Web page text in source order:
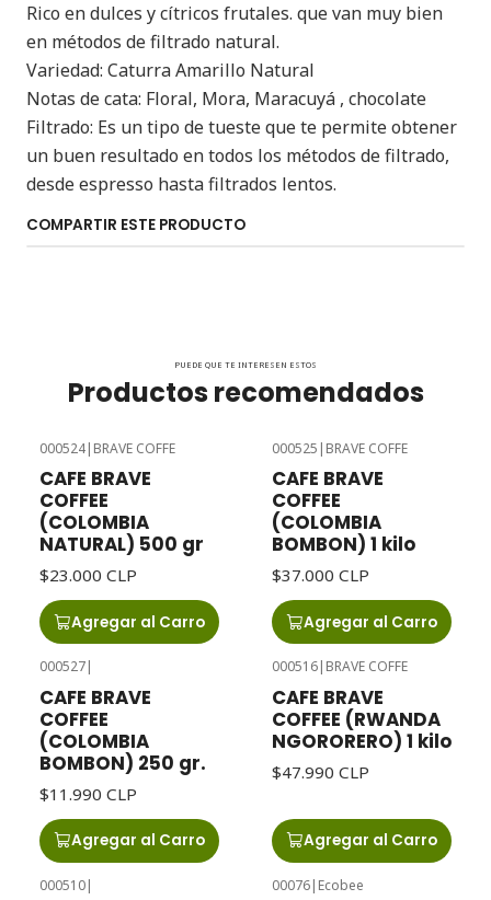
Rico en dulces y cítricos frutales. que van muy bien
en métodos de filtrado natural.
Variedad: Caturra Amarillo Natural
Notas de cata: Floral, Mora, Maracuyá , chocolate
Filtrado: Es un tipo de tueste que te permite obtener
un buen resultado en todos los métodos de filtrado,
desde espresso hasta filtrados lentos.
COMPARTIR ESTE PRODUCTO
PUEDE QUE TE INTERESEN ESTOS
Productos recomendados
000524| BRAVE COFFE
CAFE BRAVE
COFFEE
(COLOMBIA
NATURAL) 500 gr
$23.000 CLP
Agregar al Carro
000525 | BRAVE COFFE
CAFE BRAVE
COFFEE
(COLOMBIA
BOMBON) 1 kilo
$37.000 CLP
Agregar al Carro
000527|
CAFE BRAVE
COFFEE
(COLOMBIA
BOMBON) 250 gr.
$11.990 CLP
Agregar al Carro
000516| BRAVE COFFE
CAFE BRAVE
COFFEE (RWANDA
NGORORERO) 1 kilo
$47.990 CLP
Agregar al Carro
000510| 00076| Ecobee